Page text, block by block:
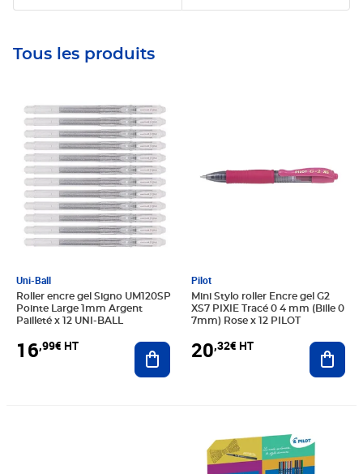
Tous les produits
Uni-Ball
Roller encre gel Signo UM120SP
Pointe Large 1mm Argent
Pailleté x 12 UNI-BALL
16,99€ HT
Prix 16,99€ HT
Ajouter au panier
Pilot
Mini Stylo roller Encre gel G2
XS7 PIXIE Tracé 0 4 mm (Bille 0
7mm) Rose x 12 PILOT
20,32€ HT